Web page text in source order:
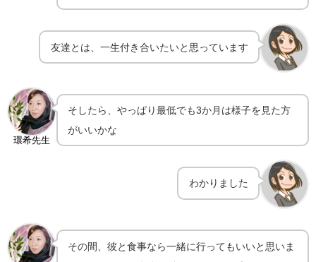
友達とは、一生付き合いたいと思っています
環希先生
そしたら、やっぱり最低でも3か月は様子を見た方
がいいかな
わかりました
その間、彼と食事なら一緒に行ってもいいと思いま